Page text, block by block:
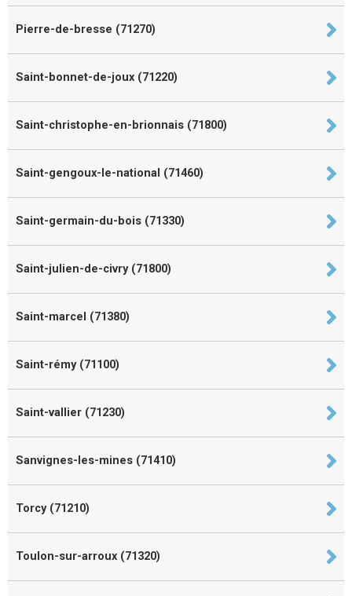
Pierre-de-bresse (71270)
Saint-bonnet-de-joux (71220)
Saint-christophe-en-brionnais (71800)
Saint-gengoux-le-national (71460)
Saint-germain-du-bois (71330)
Saint-julien-de-civry (71800)
Saint-marcel (71380)
Saint-rémy (71100)
Saint-vallier (71230)
Sanvignes-les-mines (71410)
Torcy (71210)
Toulon-sur-arroux (71320)